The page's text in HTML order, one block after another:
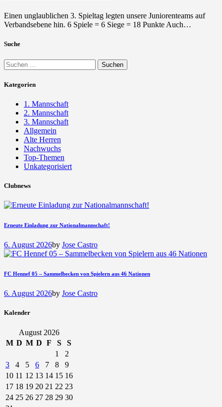
Einen unglaublichen 3. Spieltag legten unsere Juniorenteams auf
Verbandsebene hin. 6 Spiele = 6 Siege = 18 Punkte Auch…
Suche
Suchen
nach:
Kategorien
1. Mannschaft
2. Mannschaft
3. Mannschaft
Allgemein
Alte Herren
Nachwuchs
Top-Themen
Unkategorisiert
Clubnews
Erneute Einladung zur Nationalmannschaft!
6. August 2026by Jose Castro
FC Hennef 05 – Sammelbecken von Spielern aus 46 Nationen
6. August 2026by Jose Castro
Kalender
August 2026
M D M D F S
S
1
2
3
4 5 6 7 8
9
10 11 12 13 14 15 16
17 18 19 20 21 22 23
24 25 26 27 28 29 30